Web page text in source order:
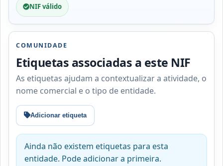
NIF válido
COMUNIDADE
Etiquetas associadas a este NIF
As etiquetas ajudam a contextualizar a atividade, o
nome comercial e o tipo de entidade.
Adicionar etiqueta
Ainda não existem etiquetas para esta
entidade. Pode adicionar a primeira.